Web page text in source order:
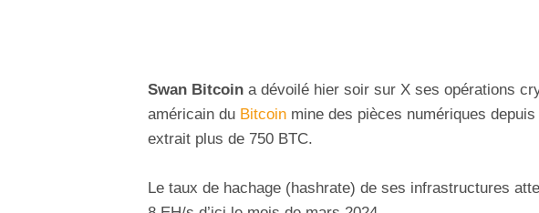
Swan Bitcoin a dévoilé hier soir sur X ses opérations
américain du Bitcoin mine des pièces numériques depuis
extrait plus de 750 BTC.
Le taux de hachage (hashrate) de ses infrastructures